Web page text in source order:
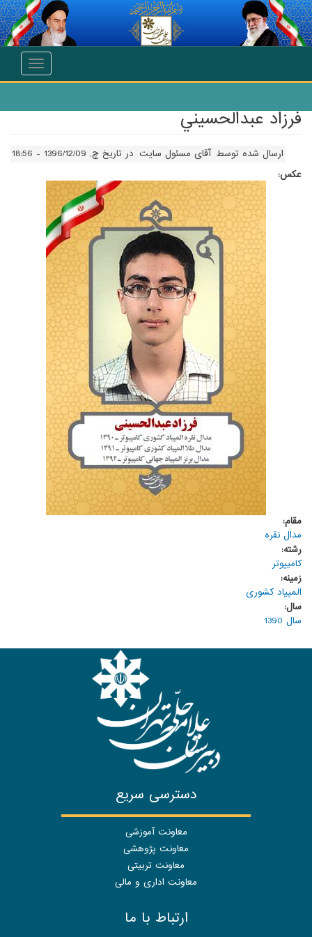
انتقال به محتوای اصلی
Toggle
فرزاد عبدالحسيني
ارسال شده توسط آقای مسئول سایت در تاریخ چ, 1396/12/09 - 18:56
عکس:
مقام:
مدال نقره
رشته:
کامیپوتر
زمینه:
المپیاد کشوری
سال:
سال 1390
دسترسی سریع
معاونت آموزشی
معاونت پژوهشی
معاونت تربیتی
معاونت اداری و مالی
ارتباط با ما